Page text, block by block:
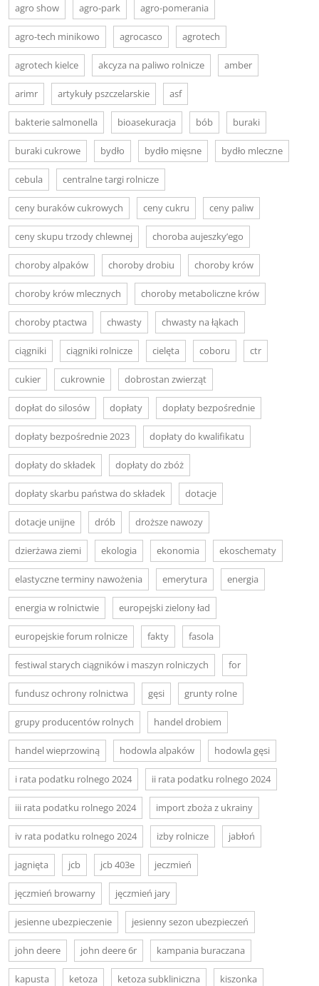
agro show agro-park agro-pomerania
agro-tech minikowo agrocasco agrotech
agrotech kielce akcyza na paliwo rolnicze amber
arimr artykuły pszczelarskie asf
bakterie salmonella bioasekuracja bób buraki
buraki cukrowe bydło bydło mięsne bydło mleczne
cebula centralne targi rolnicze
ceny buraków cukrowych ceny cukru ceny paliw
ceny skupu trzody chlewnej choroba aujeszky’ego
choroby alpaków choroby drobiu choroby krów
choroby krów mlecznych choroby metaboliczne krów
choroby ptactwa chwasty chwasty na łąkach
ciągniki ciągniki rolnicze cielęta coboru ctr
cukier cukrownie dobrostan zwierząt
dopłat do silosów dopłaty dopłaty bezpośrednie
dopłaty bezpośrednie 2023 dopłaty do kwalifikatu
dopłaty do składek dopłaty do zbóż
dopłaty skarbu państwa do składek dotacje
dotacje unijne drób droższe nawozy
dzierżawa ziemi ekologia ekonomia ekoschematy
elastyczne terminy nawożenia emerytura energia
energia w rolnictwie europejski zielony ład
europejskie forum rolnicze fakty fasola
festiwal starych ciągników i maszyn rolniczych for
fundusz ochrony rolnictwa gęsi grunty rolne
grupy producentów rolnych handel drobiem
handel wieprzowiną hodowla alpaków hodowla gęsi
i rata podatku rolnego 2024 ii rata podatku rolnego 2024
iii rata podatku rolnego 2024 import zboża z ukrainy
iv rata podatku rolnego 2024 izby rolnicze jabłoń
jagnięta jcb jcb 403e jeczmień
jęczmień browarny jęczmień jary
jesienne ubezpieczenie jesienny sezon ubezpieczeń
john deere john deere 6r kampania buraczana
kapusta ketoza ketoza subkliniczna kiszonka